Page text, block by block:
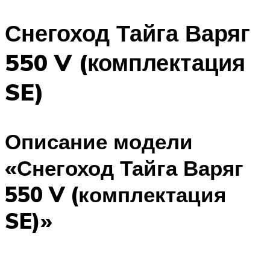
Снегоход Тайга Варяг
550 V (комплектация
SE)
Описание модели
«Снегоход Тайга Варяг
550 V (комплектация
SE)»